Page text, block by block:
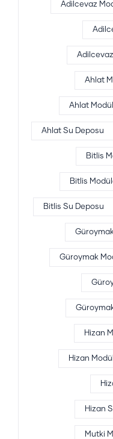
Adilcevaz
Ahlat
Ahlat
Ahlat Su Deposu
Bitlis
Bitlis
Bitlis Su Deposu
Güroymak
Hizan
Hizan
Hizan
Mutki